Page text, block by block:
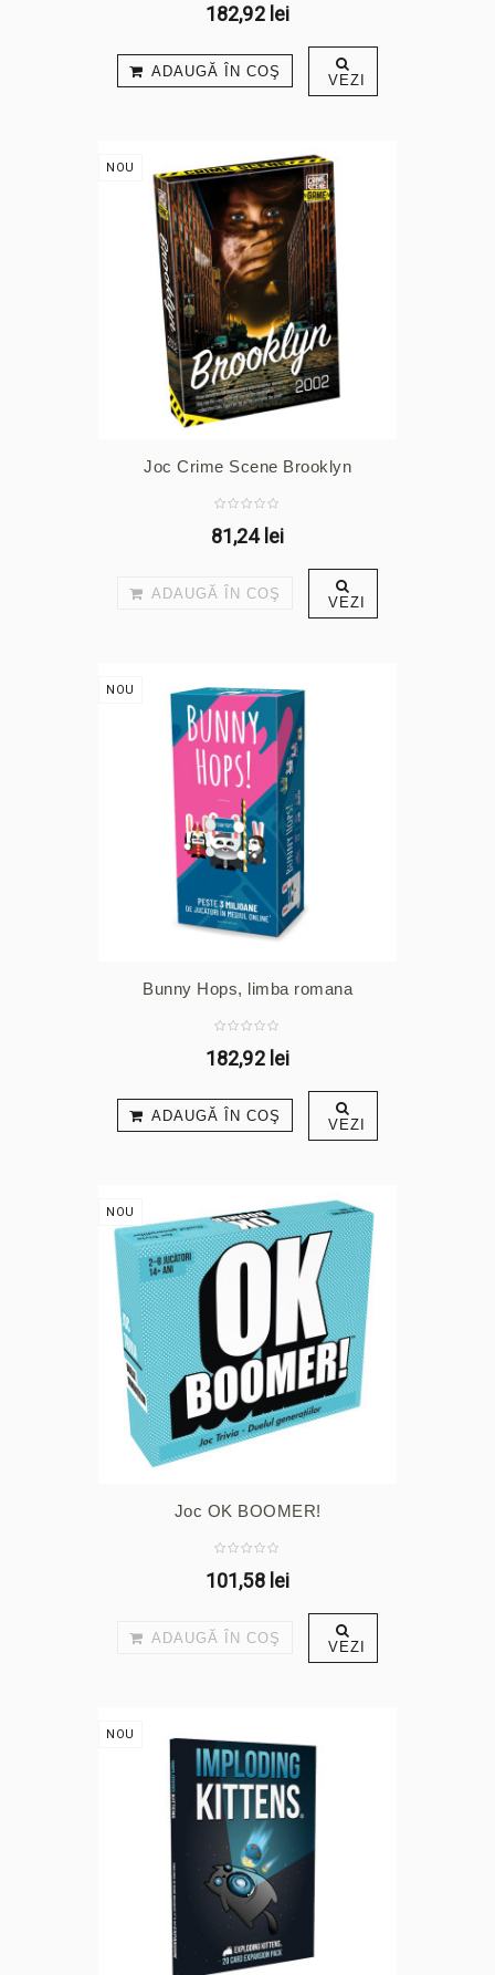
182,92 lei
ADAUGĂ ÎN COŞ VEZI
NOU
Joc Crime Scene Brooklyn
81,24 lei
ADAUGĂ ÎN COŞ VEZI
NOU
Bunny Hops, limba romana
182,92 lei
ADAUGĂ ÎN COŞ VEZI
NOU
Joc OK BOOMER!
101,58 lei
ADAUGĂ ÎN COŞ VEZI
NOU